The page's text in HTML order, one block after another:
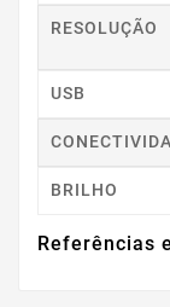
RESOLUÇÃO
USB
BRILHO
Referências